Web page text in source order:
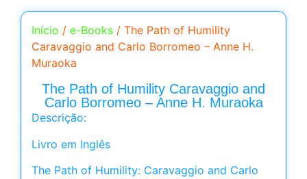
Início / e-Books / The Path of Humility
Caravaggio and Carlo Borromeo – Anne H.
Muraoka
The Path of Humility Caravaggio and
Carlo Borromeo – Anne H. Muraoka
Descrição:
Livro em Inglês
The Path of Humility: Caravaggio and Carlo